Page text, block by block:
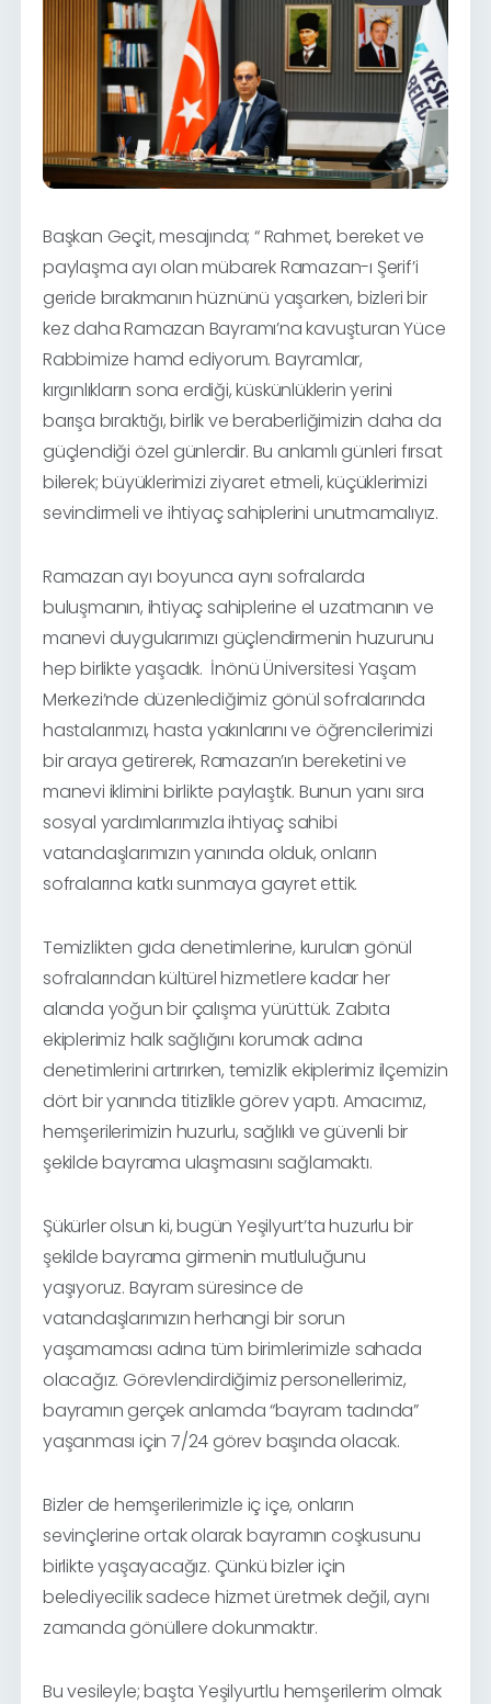
Başkan Geçit, mesajında; “ Rahmet, bereket ve
paylaşma ayı olan mübarek Ramazan-ı Şerif’i
geride bırakmanın hüznünü yaşarken, bizleri bir
kez daha Ramazan Bayramı’na kavuşturan Yüce
Rabbimize hamd ediyorum. Bayramlar,
kırgınlıkların sona erdiği, küskünlüklerin yerini
barışa bıraktığı, birlik ve beraberliğimizin daha da
güçlendiği özel günlerdir. Bu anlamlı günleri fırsat
bilerek; büyüklerimizi ziyaret etmeli, küçüklerimizi
sevindirmeli ve ihtiyaç sahiplerini unutmamalıyız.
Ramazan ayı boyunca aynı sofralarda
buluşmanın, ihtiyaç sahiplerine el uzatmanın ve
manevi duygularımızı güçlendirmenin huzurunu
hep birlikte yaşadık. İnönü Üniversitesi Yaşam
Merkezi’nde düzenlediğimiz gönül sofralarında
hastalarımızı, hasta yakınlarını ve öğrencilerimizi
bir araya getirerek, Ramazan’ın bereketini ve
manevi iklimini birlikte paylaştık. Bunun yanı sıra
sosyal yardımlarımızla ihtiyaç sahibi
vatandaşlarımızın yanında olduk, onların
sofralarına katkı sunmaya gayret ettik.
Temizlikten gıda denetimlerine, kurulan gönül
sofralarından kültürel hizmetlere kadar her
alanda yoğun bir çalışma yürüttük. Zabıta
ekiplerimiz halk sağlığını korumak adına
denetimlerini artırırken, temizlik ekiplerimiz ilçemizin
dört bir yanında titizlikle görev yaptı. Amacımız,
hemşerilerimizin huzurlu, sağlıklı ve güvenli bir
şekilde bayrama ulaşmasını sağlamaktı.
Şükürler olsun ki, bugün Yeşilyurt’ta huzurlu bir
şekilde bayrama girmenin mutluluğunu
yaşıyoruz. Bayram süresince de
vatandaşlarımızın herhangi bir sorun
yaşamaması adına tüm birimlerimizle sahada
olacağız. Görevlendirdiğimiz personellerimiz,
bayramın gerçek anlamda “bayram tadında”
yaşanması için 7/24 görev başında olacak.
Bizler de hemşerilerimizle iç içe, onların
sevinçlerine ortak olarak bayramın coşkusunu
birlikte yaşayacağız. Çünkü bizler için
belediyecilik sadece hizmet üretmek değil, aynı
zamanda gönüllere dokunmaktır.
Bu vesileyle; başta Yeşilyurtlu hemşerilerim olmak